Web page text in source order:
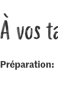
À vos
Préparation: